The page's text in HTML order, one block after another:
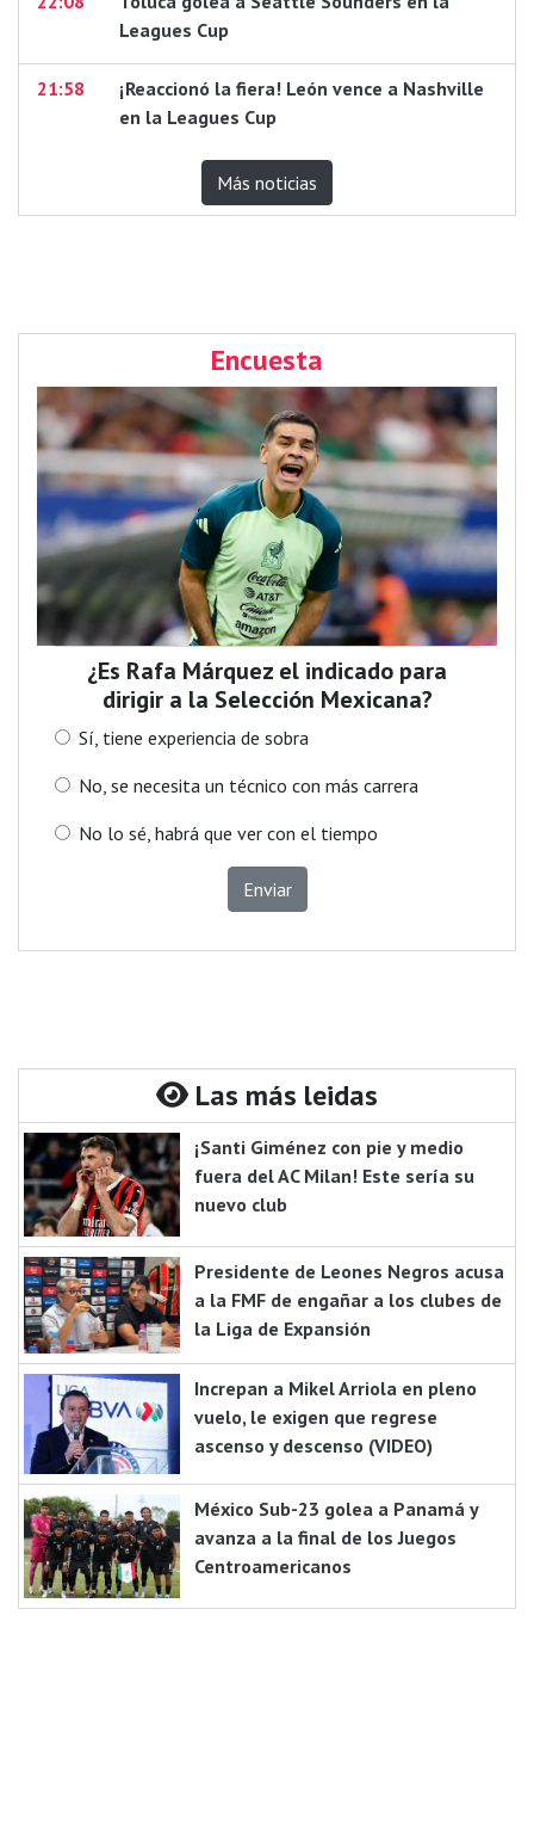
Leagues Cup
21:58
¡Reaccionó la fiera! León vence a Nashville
en la Leagues Cup
Más noticias
Encuesta
¿Es Rafa Márquez el indicado para
dirigir a la Selección Mexicana?
Sí, tiene experiencia de sobra
No, se necesita un técnico con más carrera
No lo sé, habrá que ver con el tiempo
Enviar
Las más leidas
¡Santi Giménez con pie y medio
fuera del AC Milan! Este sería su
nuevo club
Presidente de Leones Negros acusa
a la FMF de engañar a los clubes de
la Liga de Expansión
Increpan a Mikel Arriola en pleno
vuelo, le exigen que regrese
ascenso y descenso (VIDEO)
México Sub-23 golea a Panamá y
avanza a la final de los Juegos
Centroamericanos